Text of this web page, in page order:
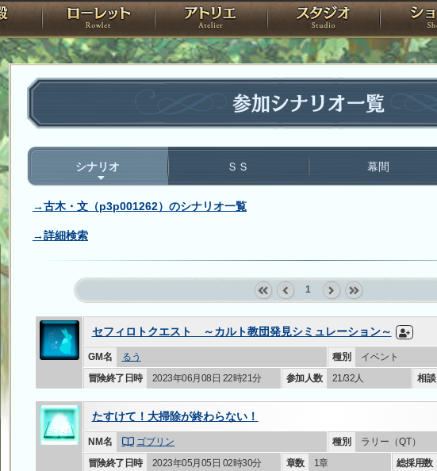
PandoraPartyProject
神殿 ローレット アトリエ スタジオ
参加シナリオ一覧
シナリオ ＳＳ 幕間
→古木・文（p3p001262）のシナリオ一覧
→詳細検索
first
prev
1
セフィロトクエスト ～カルト教団発見シミュレーション～
GM名 るう 種別 イベント
冒険終了日時
2023年06月08日 22時21分 参加人数 21/32人 相談
たすけて！大掃除が終わらない！
NM名 ゴブリン 種別 ラリー （QT）
冒険終了日時
2023年05月05日 02時30分 章数 1章 総採用数